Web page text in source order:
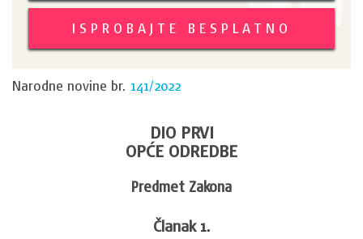
ISPROBAJTE BESPLATNO
Narodne novine br. 141/2022
DIO PRVI
OPĆE ODREDBE
Predmet Zakona
Članak 1.